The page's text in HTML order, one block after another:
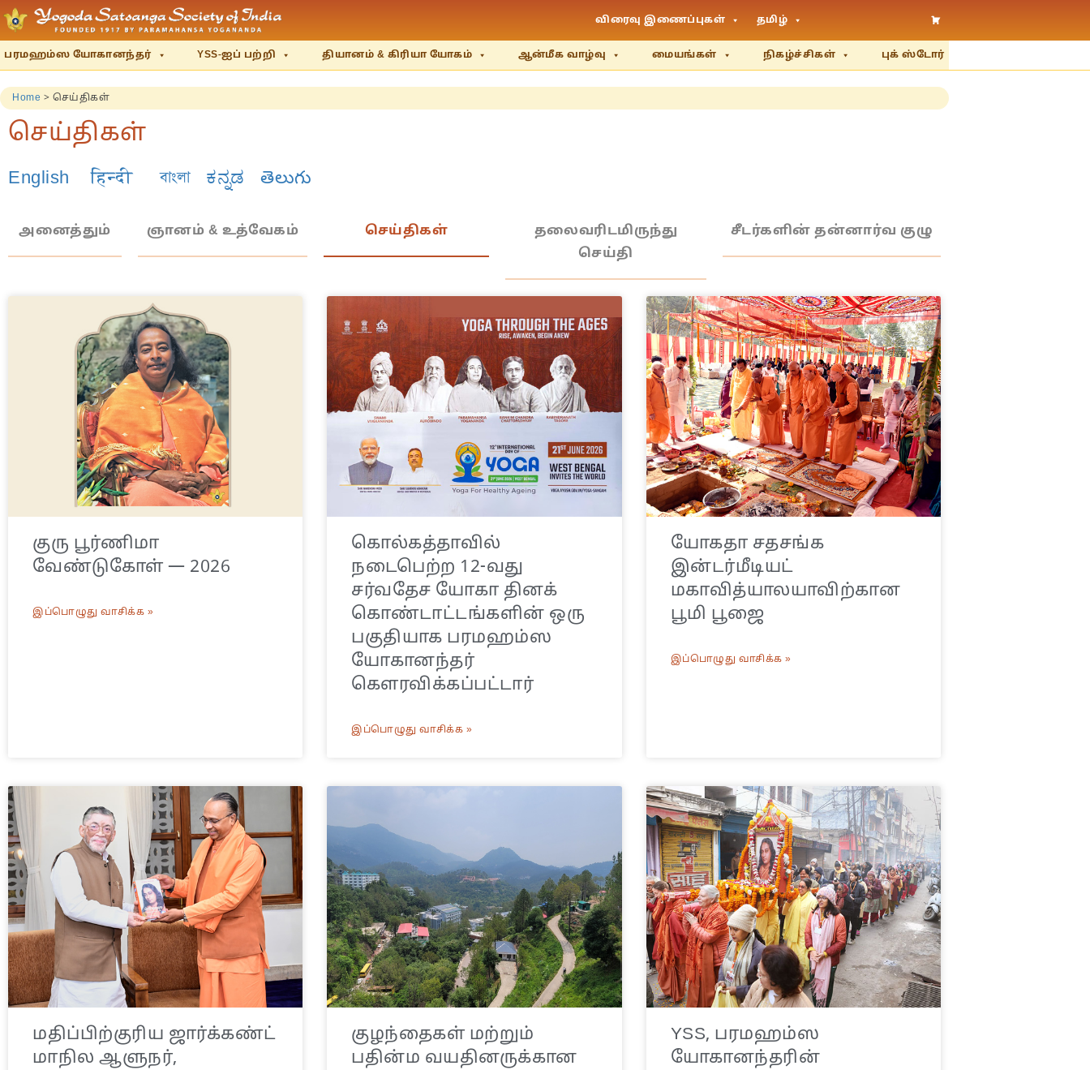
விரைவு இணைப்புகள் தமிழ்
பரமஹம்ஸ யோகானந்தர் YSS-ஐப் பற்றி தியானம் & கிரியா யோகம் ஆன்மீக வாழ்வு மையங்கள் நிகழ்ச்சிகள் புக் ஸ்டோர்
Home > செய்திகள்
செய்திகள்
English हिन्दी বাংলা ಕನ್ನಡ తెలుగు
அனைத்தும் ஞானம் & உத்வேகம் செய்திகள்
தலைவரிடமிருந்து
செய்தி
சீடர்களின் தன்னார்வ குழு
குரு பூர்ணிமா
வேண்டுகோள் — 2026
இப்பொழுது வாசிக்க »
கொல்கத்தாவில்
நடைபெற்ற 12-வது
சர்வதேச யோகா தினக்
கொண்டாட்டங்களின் ஒரு
பகுதியாக பரமஹம்ஸ
யோகானந்தர்
கௌரவிக்கப்பட்டார்
இப்பொழுது வாசிக்க »
யோகதா சதசங்க
இன்டர்மீடியட்
மகாவித்யாலயாவிற்கான
பூமி பூஜை
இப்பொழுது வாசிக்க »
மதிப்பிற்குரிய ஜார்க்கண்ட்
மாநில ஆளுநர்,
குழந்தைகள் மற்றும்
பதின்ம வயதினருக்கான
YSS, பரமஹம்ஸ
யோகானந்தரின்